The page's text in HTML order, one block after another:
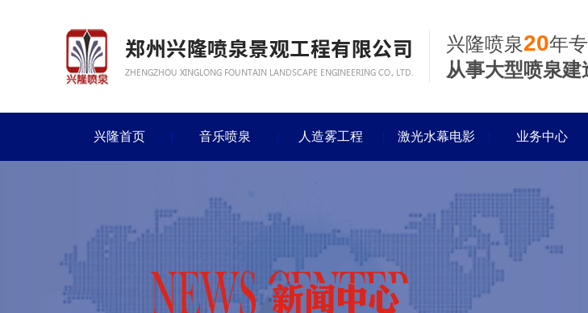
兴隆喷泉20年
从事大型喷泉建
兴隆首页 音乐喷泉 人造雾工程 激光水幕电影 业务中心